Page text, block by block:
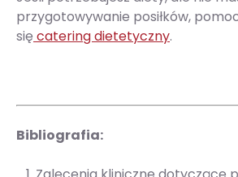
przygotowywanie posiłków,
się catering dietetyczny.
Bibliografia: